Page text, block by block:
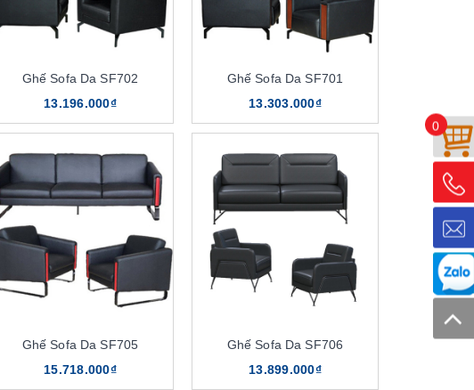
Ghế Sofa Da SF702
13.196.000₫
Ghế Sofa Da SF701
13.303.000₫
Ghế Sofa Da SF705
15.718.000₫
Ghế Sofa Da SF706
13.899.000₫
0